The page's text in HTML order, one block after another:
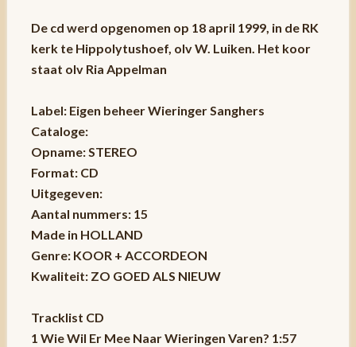
De cd werd opgenomen op 18 april 1999, in de RK
kerk te Hippolytushoef, olv W. Luiken. Het koor
staat olv Ria Appelman
Label: Eigen beheer Wieringer Sanghers
Cataloge:
Opname: STEREO
Format: CD
Uitgegeven:
Aantal nummers: 15
Made in HOLLAND
Genre: KOOR + ACCORDEON
Kwaliteit: ZO GOED ALS NIEUW
Tracklist CD
1 Wie Wil Er Mee Naar Wieringen Varen? 1:57